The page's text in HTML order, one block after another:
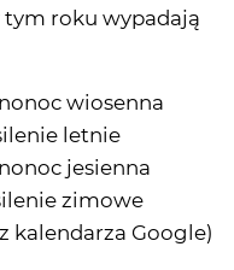
tym roku wypadają
wiosenna
letnie
jesienna
zimowe
kalendarza Google)